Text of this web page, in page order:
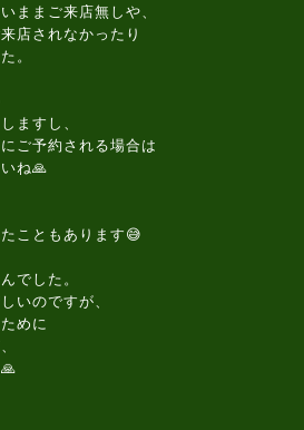
ままご来店無しや、
店されなかったり
。
ますし、
ご予約される場合は
ね🙏
こともあります😅
でした。
いのですが、
めに